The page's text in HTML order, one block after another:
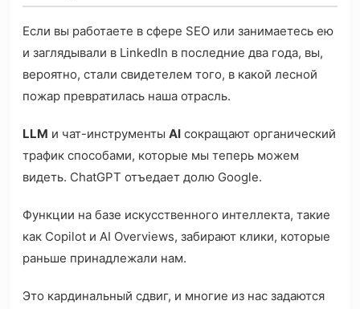
Если вы работаете в сфере SEO или занимаетесь ею
и заглядывали в LinkedIn в последние два года, вы,
вероятно, стали свидетелем того, в какой лесной
пожар превратилась наша отрасль.
LLM и чат-инструменты AI сокращают органический
трафик способами, которые мы теперь можем
видеть. ChatGPT отъедает долю Google.
Функции на базе искусственного интеллекта, такие
как Copilot и AI Overviews, забирают клики, которые
раньше принадлежали нам.
Это кардинальный сдвиг, и многие из нас задаются